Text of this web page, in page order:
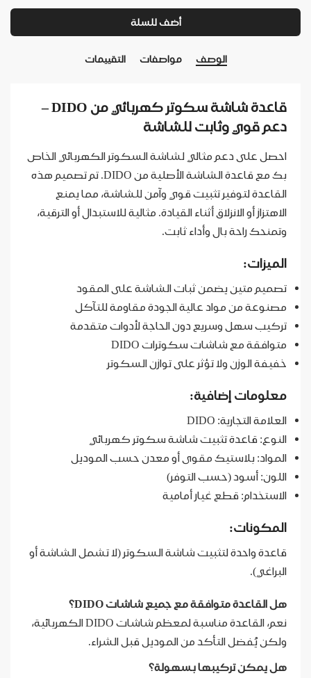
أضف للسلة
الوصف مواصفات التقييمات
قاعدة شاشة سكوتر كهربائي من DIDO –
دعم قوي وثابت للشاشة
احصل على دعم مثالي لشاشة السكوتر الكهربائي الخاص
بك مع قاعدة الشاشة الأصلية من DIDO. تم تصميم هذه
القاعدة لتوفير تثبيت قوي وآمن للشاشة، مما يمنع
الاهتزاز أو الانزلاق أثناء القيادة. مثالية للاستبدال أو الترقية،
وتمنحك راحة بال وأداء ثابت.
الميزات:
تصميم متين يضمن ثبات الشاشة على المقود
مصنوعة من مواد عالية الجودة مقاومة للتآكل
تركيب سهل وسريع دون الحاجة لأدوات متقدمة
متوافقة مع شاشات سكوترات DIDO
خفيفة الوزن ولا تؤثر على توازن السكوتر
معلومات إضافية:
العلامة التجارية: DIDO
النوع: قاعدة تثبيت شاشة سكوتر كهربائي
المواد: بلاستيك مقوى أو معدن حسب الموديل
اللون: أسود (حسب التوفر)
الاستخدام: قطع غيار أمامية
المكونات:
قاعدة واحدة لتثبيت شاشة السكوتر (لا تشمل الشاشة أو
البراغي).
هل القاعدة متوافقة مع جميع شاشات DIDO؟
نعم، القاعدة مناسبة لمعظم شاشات DIDO الكهربائية،
ولكن يُفضل التأكد من الموديل قبل الشراء.
هل يمكن تركيبها بسهولة؟